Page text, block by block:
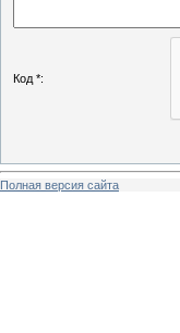
Код *:
Полная версия сайта